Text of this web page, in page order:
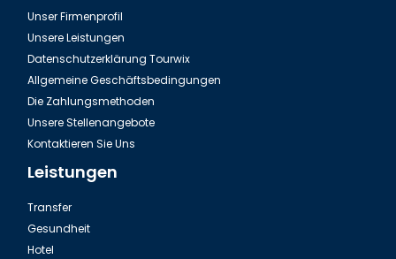
Unser Firmenprofil
Unsere Leistungen
Datenschutzerklärung Tourwix
Allgemeine Geschäftsbedingungen
Die Zahlungsmethoden
Unsere Stellenangebote
Kontaktieren Sie Uns
Leistungen
Transfer
Gesundheit
Hotel